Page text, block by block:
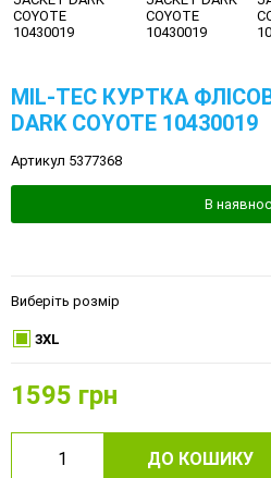
MIL-TEC КУРТКА
DARK COYOTE 10430019
Артикул 5377368
В
Виберіть розмір
3XL
1595 грн
ДО КОШИКУ